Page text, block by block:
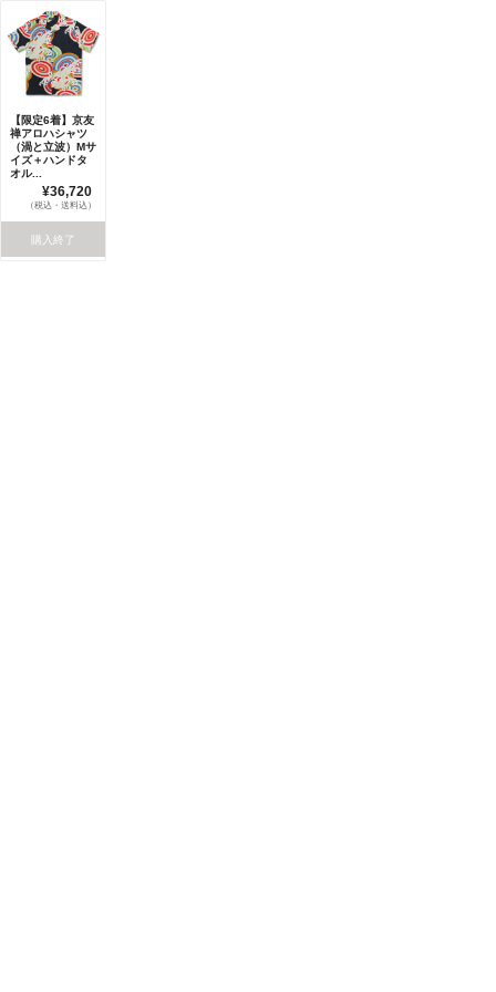
【限定6着】京友
禅アロハシャツ
（渦と立波）Mサ
イズ＋ハンドタ
オル...
¥36,720
（税込・送料込）
購入終了